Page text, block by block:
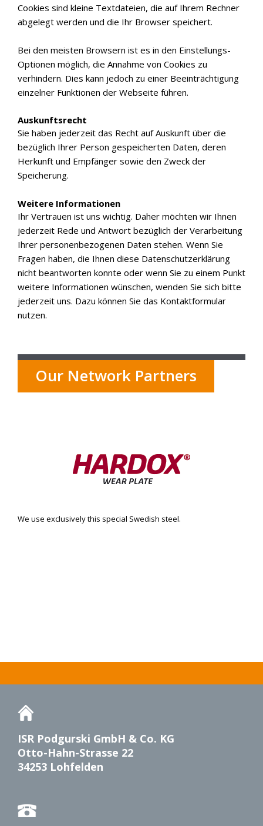
Cookies sind kleine Textdateien, die auf Ihrem Rechner
abgelegt werden und die Ihr Browser speichert.
Bei den meisten Browsern ist es in den Einstellungs-
Optionen möglich, die Annahme von Cookies zu
verhindern. Dies kann jedoch zu einer Beeinträchtigung
einzelner Funktionen der Webseite führen.
Auskunftsrecht
Sie haben jederzeit das Recht auf Auskunft über die
bezüglich Ihrer Person gespeicherten Daten, deren
Herkunft und Empfänger sowie den Zweck der
Speicherung.
Weitere Informationen
Ihr Vertrauen ist uns wichtig. Daher möchten wir Ihnen
jederzeit Rede und Antwort bezüglich der Verarbeitung
Ihrer personenbezogenen Daten stehen. Wenn Sie
Fragen haben, die Ihnen diese Datenschutzerklärung
nicht beantworten konnte oder wenn Sie zu einem Punkt
weitere Informationen wünschen, wenden Sie sich bitte
jederzeit uns. Dazu können Sie das Kontaktformular
nutzen.
Our Network Partners
We use exclusively this special Swedish steel.
ISR Podgurski GmbH & Co. KG
Otto-Hahn-Strasse 22
34253 Lohfelden